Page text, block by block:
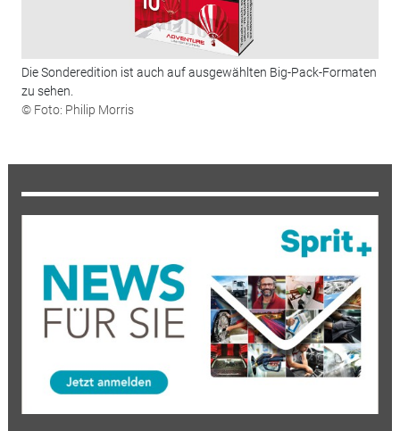
Die Sonderedition ist auch auf ausgewählten Big-Pack-Formaten
zu sehen.
© Foto: Philip Morris